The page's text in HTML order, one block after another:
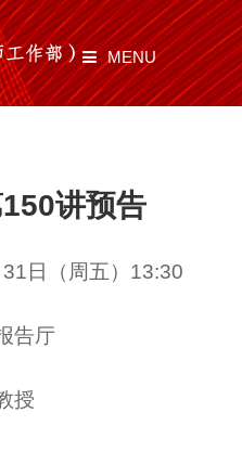
MENU
讲预告
日（周五）13:30
告厅
授